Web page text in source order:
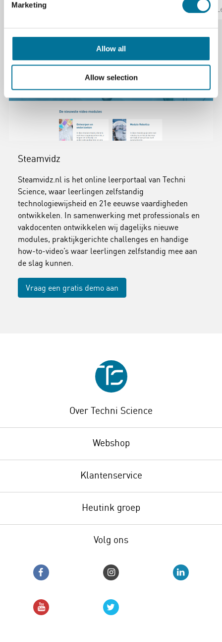
Marketing
Allow all
Allow selection
Lees verder
Steamvidz
Steamvidz.nl is het online leerportaal van Techni
Science, waar leerlingen zelfstandig
technologiewijsheid en 21e eeuwse vaardigheden
ontwikkelen. In samenwerking met professionals en
vakdocenten ontwikkelen wij dagelijks nieuwe
modules, praktijkgerichte challenges en handige
how-to-video’s waar leerlingen zelfstandig mee aan
de slag kunnen.
Vraag een gratis demo aan
Over Techni Science
Webshop
Klantenservice
Heutink groep
Volg ons